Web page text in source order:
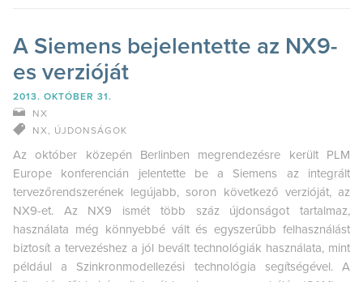
A Siemens bejelentette az NX9-
es verzióját
2013. OKTÓBER 31.
NX
NX, ÚJDONSÁGOK
Az október közepén Berlinben megrendezésre került PLM
Europe konferencián jelentette be a Siemens az integrált
tervezőrendszerének legújabb, soron következő verzióját, az
NX9-et. Az NX9 ismét több száz újdonságot tartalmaz,
használata még könnyebbé vált és egyszerűbb felhasználást
biztosít a tervezéshez a jól bevált technológiák használata, mint
például a Szinkronmodellezési technológia segítségével. A